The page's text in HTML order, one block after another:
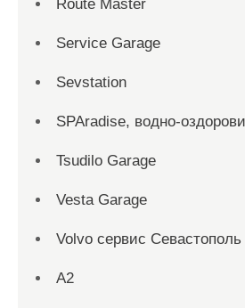
Route Master
Service Garage
Sevstation
SPAradise, водно-
Tsudilo Garage
Vesta Garage
Volvo сервис Севастополь
А2